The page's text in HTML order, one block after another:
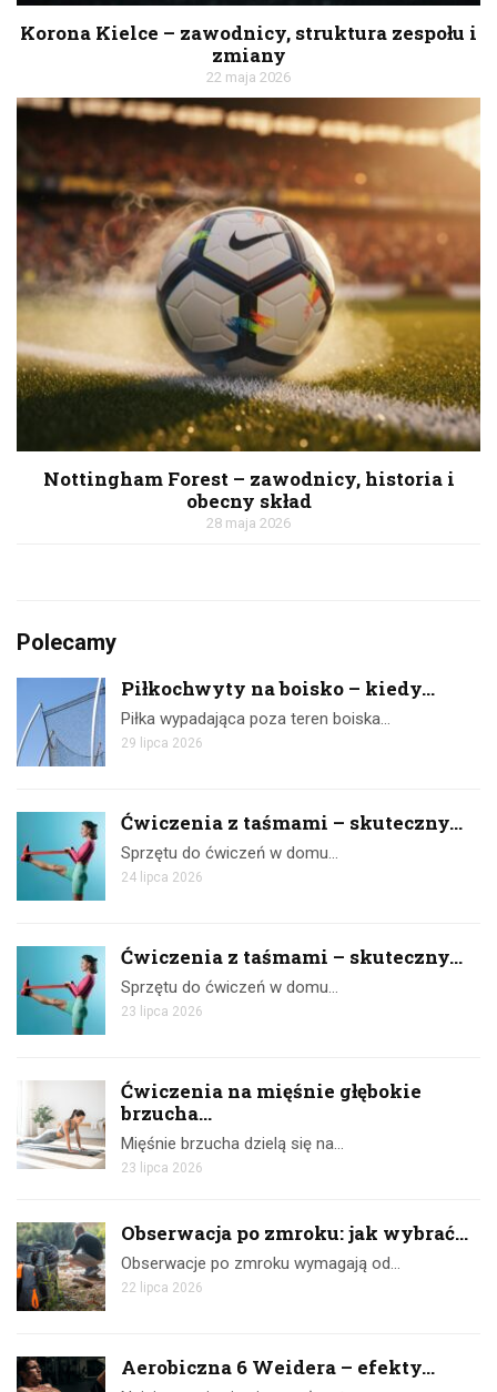
Korona Kielce – zawodnicy, struktura zespołu i
zmiany
22 maja 2026
Nottingham Forest – zawodnicy, historia i
obecny skład
28 maja 2026
Polecamy
Piłkochwyty na boisko – kiedy...
Piłka wypadająca poza teren boiska…
29 lipca 2026
Ćwiczenia z taśmami – skuteczny...
Sprzętu do ćwiczeń w domu…
24 lipca 2026
Ćwiczenia z taśmami – skuteczny...
Sprzętu do ćwiczeń w domu…
23 lipca 2026
Ćwiczenia na mięśnie głębokie
brzucha...
Mięśnie brzucha dzielą się na…
23 lipca 2026
Obserwacja po zmroku: jak wybrać...
Obserwacje po zmroku wymagają od…
22 lipca 2026
Aerobiczna 6 Weidera – efekty...